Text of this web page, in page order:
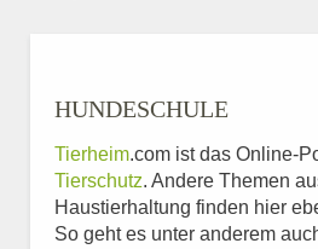
HUNDESCHULE
Tierheim.com ist das Online-
Tierschutz. Andere Themen
Haustierhaltung finden hier
So geht es unter anderem